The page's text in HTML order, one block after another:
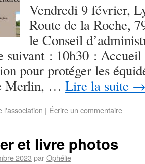
Vendredi 9 février,
Route de la Roche,
le Conseil
suivant : 10h30 :
pour protéger les
Merlin, … Lire la suite
l'association | Écrire un commentaire
et livre photos
2023 parOphélie